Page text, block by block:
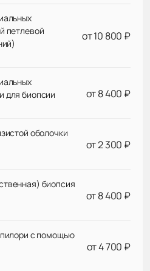
петлевой
от 10 800 ₽
для биопсии
от 8 400 ₽
оболочки
от 2 300 ₽
биопсия
от 8 400 ₽
с помощью
от 4 700 ₽